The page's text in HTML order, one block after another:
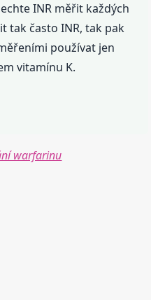
INR měřit každých
tak často INR, tak pak
používat jen
vitamínu K.
warfarinu